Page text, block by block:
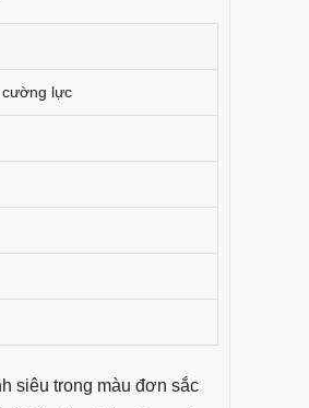
cường lực
siêu trong màu đơn sắc